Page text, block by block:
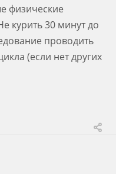
физические
курить 30 минут до
проводить
(если нет других